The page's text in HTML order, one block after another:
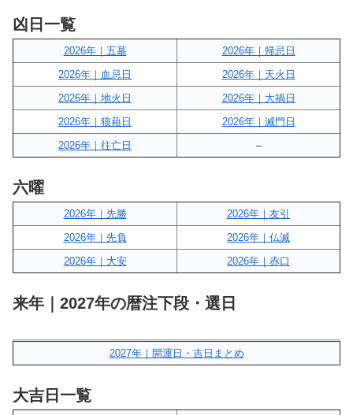
凶日一覧
2026年｜五墓
2026年｜帰忌日
2026年｜血忌日
2026年｜天火日
2026年｜地火日
2026年｜大禍日
2026年｜狼藉日
2026年｜滅門日
2026年｜往亡日
–
六曜
2026年｜先勝
2026年｜友引
2026年｜先負
2026年｜仏滅
2026年｜大安
2026年｜赤口
来年｜2027年の暦注下段・選日
2027年｜開運日・吉日まとめ
大吉日一覧